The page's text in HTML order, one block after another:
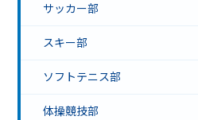
サッカー部
スキー部
ソフトテニス部
体操競技部